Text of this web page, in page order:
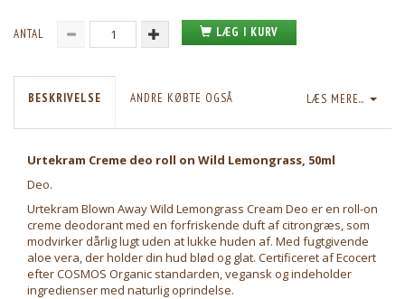
ANTAL LÆG I KURV
LÆS MERE...
BESKRIVELSE ANDRE KØBTE OGSÅ
Urtekram Creme deo roll on Wild Lemongrass, 50ml
Deo.
Urtekram Blown Away Wild Lemongrass Cream Deo er en roll-on
creme deodorant med en forfriskende duft af citrongræs, som
modvirker dårlig lugt uden at lukke huden af. Med fugtgivende
aloe vera, der holder din hud blød og glat. Certificeret af Ecocert
efter COSMOS Organic standarden, vegansk og indeholder
ingredienser med naturlig oprindelse.